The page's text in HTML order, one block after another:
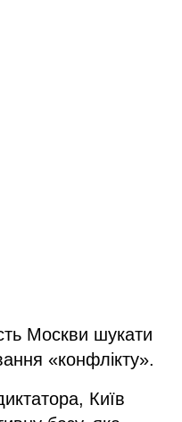
Москви шукати
«конфлікту».
Київ